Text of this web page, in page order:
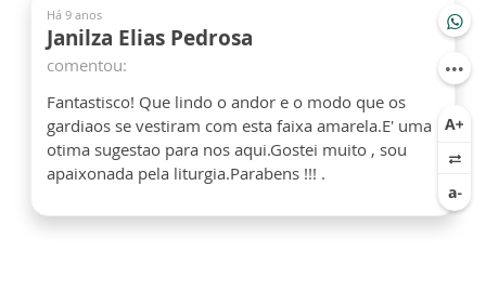
Há 9 anos
Janilza Elias Pedrosa
comentou:
Fantastisco! Que lindo o andor e o modo que os
gardiaos se vestiram com esta faixa amarela.E' uma
otima sugestao para nos aqui.Gostei muito , sou
apaixonada pela liturgia.Parabens !!! .